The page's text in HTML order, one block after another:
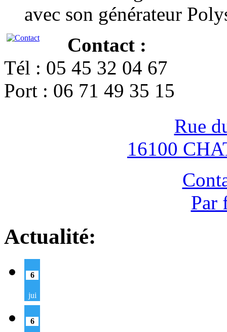
avec son générateur
Contact :
Tél : 05 45 32 04 67
Port : 06 71 49 35 15
Rue
16100
Par
Actualité:
6
jui
6